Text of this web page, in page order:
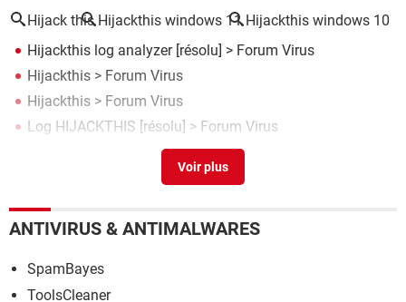
Hijack this Hijackthis windows 11 Hijackthis windows 10
Hijackthis log analyzer[résolu] > Forum Virus
Hijackthis > Forum Virus
Hijackthis > Forum Virus
Log HIJACKTHIS [résolu] > Forum Virus
[résolu] >Forum Virus
ANTIVIRUS & ANTIMALWARES
SpamBayes
ToolsCleaner